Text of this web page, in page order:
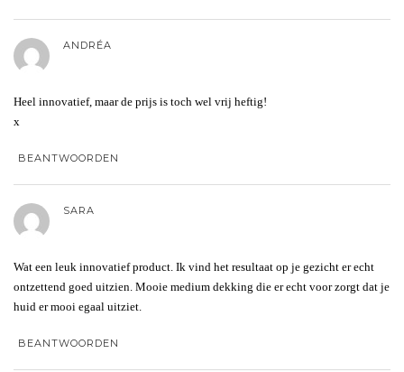
ANDRÉA
Heel innovatief, maar de prijs is toch wel vrij heftig!
x
BEANTWOORDEN
SARA
Wat een leuk innovatief product. Ik vind het resultaat op je gezicht er echt
ontzettend goed uitzien. Mooie medium dekking die er echt voor zorgt dat je
huid er mooi egaal uitziet.
BEANTWOORDEN